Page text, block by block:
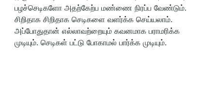
பழச்செடிகளோ அதற்கேற்ப மண்ணை நிரப்ப வேண்டும்.
சிறிதாக சிறிதாக செடிகளை வளர்க்க செய்யலாம்.
அப்போதுதான் எல்லாவற்றையும் கவனமாக பராமரிக்க
முடியும். செடிகள் பட்டு போகாமல் பார்க்க முடியும்.